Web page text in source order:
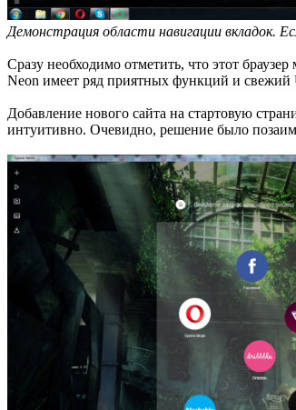
Демонстрация области навигации вкладок.
Сразу необходимо отметить, что этот
Neon имеет ряд приятных функций и свежий
Добавление нового сайта на стартовую
интуитивно. Очевидно, решение было